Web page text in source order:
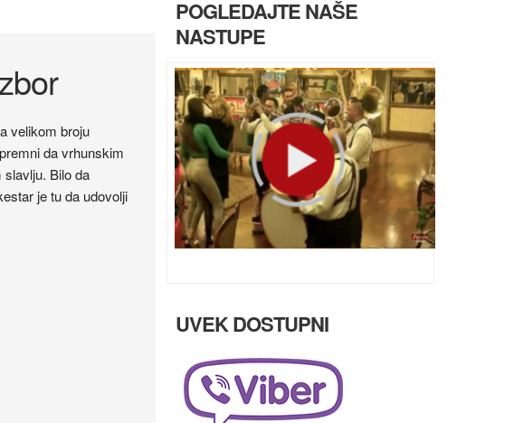
velikom broju
da vrhunskim
Bilo da
je tu da udovolji
POGLEDAJTE NAŠE
NASTUPE
UVEK DOSTUPNI